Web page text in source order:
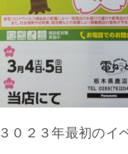
３０２３年最初のイ